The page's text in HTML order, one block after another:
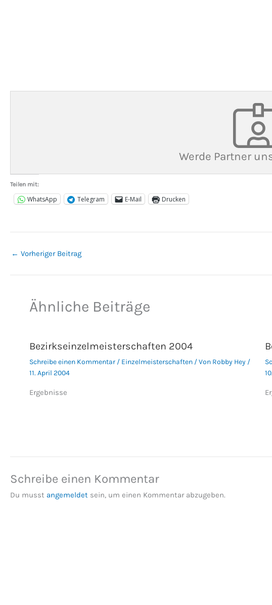
Werde Partner
Teilen mit:
WhatsApp Telegram E-Mail Drucken
← Vorheriger Beitrag
Ähnliche Beiträge
Bezirkseinzelmeisterschaften 2004
Schreibe einen Kommentar / Einzelmeisterschaften/ Von Robby Hey /
11. April 2004
Ergebnisse
Schreibe einen Kommentar
Du musst angemeldet sein, um einen Kommentar abzugeben.